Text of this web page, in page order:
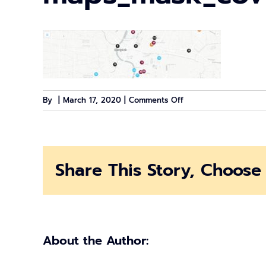
By March 17, 2020 Comments Offon
maps_mask_cover
Share This Story,
About the Author: